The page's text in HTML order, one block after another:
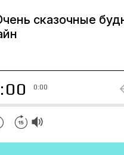
сказочные
0:00